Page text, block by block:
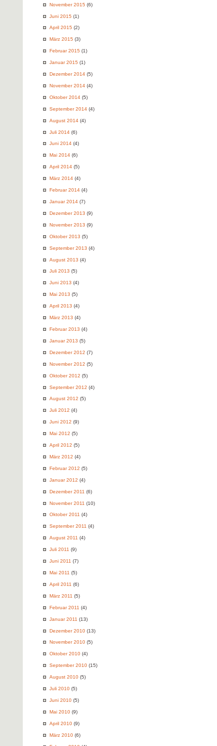
November 2015 (6)
Juni 2015 (1)
April 2015 (2)
März 2015 (3)
Februar 2015 (1)
Januar 2015 (1)
Dezember 2014 (5)
November 2014 (4)
Oktober 2014 (5)
September 2014 (4)
August 2014 (4)
Juli 2014 (6)
Juni 2014 (4)
Mai 2014 (6)
April 2014 (5)
März 2014 (4)
Februar 2014 (4)
Januar 2014 (7)
Dezember 2013 (9)
November 2013 (9)
Oktober 2013 (5)
September 2013 (4)
August 2013 (4)
Juli 2013 (5)
Juni 2013 (4)
Mai 2013 (5)
April 2013 (4)
März 2013 (4)
Februar 2013 (4)
Januar 2013 (5)
Dezember 2012 (7)
November 2012 (5)
Oktober 2012 (5)
September 2012 (4)
August 2012 (5)
Juli 2012 (4)
Juni 2012 (9)
Mai 2012 (5)
April 2012 (5)
März 2012 (4)
Februar 2012 (5)
Januar 2012 (4)
Dezember 2011 (6)
November 2011 (10)
Oktober 2011 (4)
September 2011 (4)
August 2011 (4)
Juli 2011 (9)
Juni 2011 (7)
Mai 2011 (5)
April 2011 (6)
März 2011 (5)
Februar 2011 (4)
Januar 2011 (13)
Dezember 2010 (13)
November 2010 (5)
Oktober 2010 (4)
September 2010 (15)
August 2010 (5)
Juli 2010 (5)
Juni 2010 (5)
Mai 2010 (9)
April 2010 (9)
März 2010 (6)